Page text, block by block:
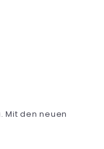
Mit den neuen